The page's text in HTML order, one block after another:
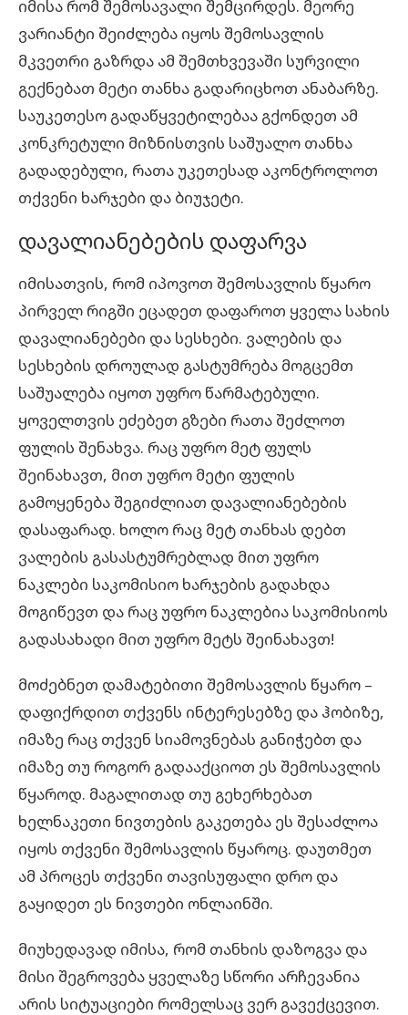
იმისა რომ შემოსავალი შემცირდეს. მეორე
ვარიანტი შეიძლება იყოს შემოსავლის
მკვეთრი გაზრდა ამ შემთხვევაში სურვილი
გექნებათ მეტი თანხა გადარიცხოთ ანაბარზე.
საუკეთესო გადაწყვეტილებაა გქონდეთ ამ
კონკრეტული მიზნისთვის საშუალო თანხა
გადადებული, რათა უკეთესად აკონტროლოთ
თქვენი ხარჯები და ბიუჯეტი.
დავალიანებების დაფარვა
იმისათვის, რომ იპოვოთ შემოსავლის წყარო
პირველ რიგში ეცადეთ დაფაროთ ყველა სახის
დავალიანებები და სესხები. ვალების და
სესხების დროულად გასტუმრება მოგცემთ
საშუალება იყოთ უფრო წარმატებული.
ყოველთვის ეძებეთ გზები რათა შეძლოთ
ფულის შენახვა. რაც უფრო მეტ ფულს
შეინახავთ, მით უფრო მეტი ფულის
გამოყენება შეგიძლიათ დავალიანებების
დასაფარად. ხოლო რაც მეტ თანხას დებთ
ვალების გასასტუმრებლად მით უფრო
ნაკლები საკომისიო ხარჯების გადახდა
მოგიწევთ და რაც უფრო ნაკლებია საკომისიოს
გადასახადი მით უფრო მეტს შეინახავთ!
მოძებნეთ დამატებითი შემოსავლის წყარო –
დაფიქრდით თქვენს ინტერესებზე და ჰობიზე,
იმაზე რაც თქვენ სიამოვნებას განიჭებთ და
იმაზე თუ როგორ გადააქციოთ ეს შემოსავლის
წყაროდ. მაგალითად თუ გეხერხებათ
ხელნაკეთი ნივთების გაკეთება ეს შესაძლოა
იყოს თქვენი შემოსავლის წყაროც. დაუთმეთ
ამ პროცეს თქვენი თავისუფალი დრო და
გაყიდეთ ეს ნივთები ონლაინში.
მიუხედავად იმისა, რომ თანხის დაზოგვა და
მისი შეგროვება ყველაზე სწორი არჩევანია
არის სიტუაციები რომელსაც ვერ გავექცევით.